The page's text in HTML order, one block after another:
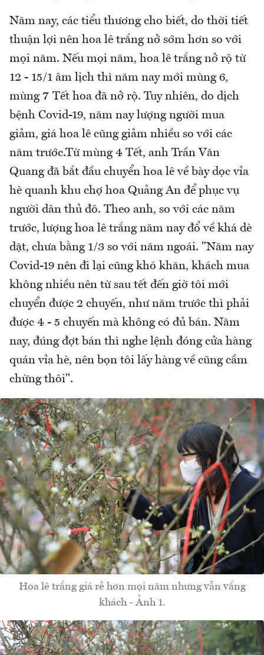
Năm nay, các tiểu thương cho biết, do thời tiết
thuận lợi nên hoa lê trắng nở sớm hơn so với
mọi năm. Nếu mọi năm, hoa lê trắng nở rộ từ
12 - 15/1 âm lịch thì năm nay mới mùng 6,
mùng 7 Tết hoa đã nở rộ. Tuy nhiên, do dịch
bệnh Covid-19, năm nay lượng người mua
giảm, giá hoa lê cũng giảm nhiều so với các
năm trước.Từ mùng 4 Tết, anh Trần Văn
Quang đã bắt đầu chuyển hoa lê về bày dọc vỉa
hè quanh khu chợ hoa Quảng An để phục vụ
người dân thủ đô. Theo anh, so với các năm
trước, lượng hoa lê trắng năm nay đổ về khá dè
dặt, chưa bằng 1/3 so với năm ngoái. "Năm nay
Covid-19 nên đi lại cũng khó khăn, khách mua
không nhiều nên từ sau tết đến giờ tôi mới
chuyển được 2 chuyến, như năm trước thì phải
được 4 - 5 chuyến mà không có đủ bán. Năm
nay, đúng đợt bán thì nghe lệnh đóng cửa hàng
quán vỉa hè, nên bọn tôi lấy hàng về cũng cầm
chừng thôi".
Hoa lê trắng giá rẻ hơn mọi năm nhưng vẫn vắng
khách - Ảnh 1.